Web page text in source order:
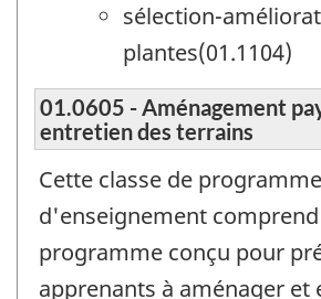
sélection-
plantes(01.1104)
01.0605 - Aménagement
entretien des terrains
Cette classe de
d'enseignement
programme conçu pour
apprenants à aménager et